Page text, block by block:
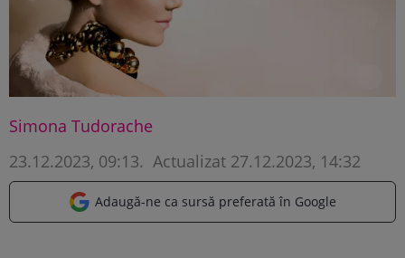
Simona Tudorache
23.12.2023, 09:13. Actualizat 27.12.2023, 14:32
Adaugă-ne ca sursă preferată în Google